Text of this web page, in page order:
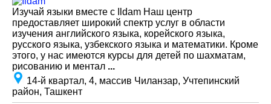
Изучай языки вместе с Ildam Наш центр
предоставляет широкий спектр услуг в области
изучения английского языка, корейского языка,
русского языка, узбекского языка и математики. Кроме
этого, у нас имеются курсы для детей по шахматам,
рисованию и ментал ...
14-й квартал, 4, массив Чиланзар, Учтепинский
район, Ташкент